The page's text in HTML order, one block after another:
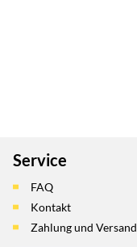
Service
FAQ
Kontakt
Zahlung und Versand